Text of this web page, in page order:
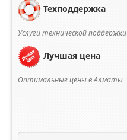
Техподдержка
Услуги технической поддержки
Лучшая цена
Оптимальные цены в Алматы